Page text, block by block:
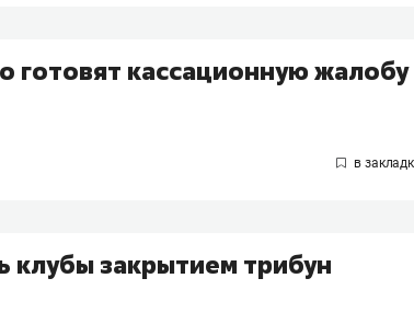
готовят кассационную жалобу
клубы закрытием трибун